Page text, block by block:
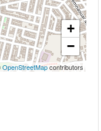
+
−
OpenStreetMapcontributors